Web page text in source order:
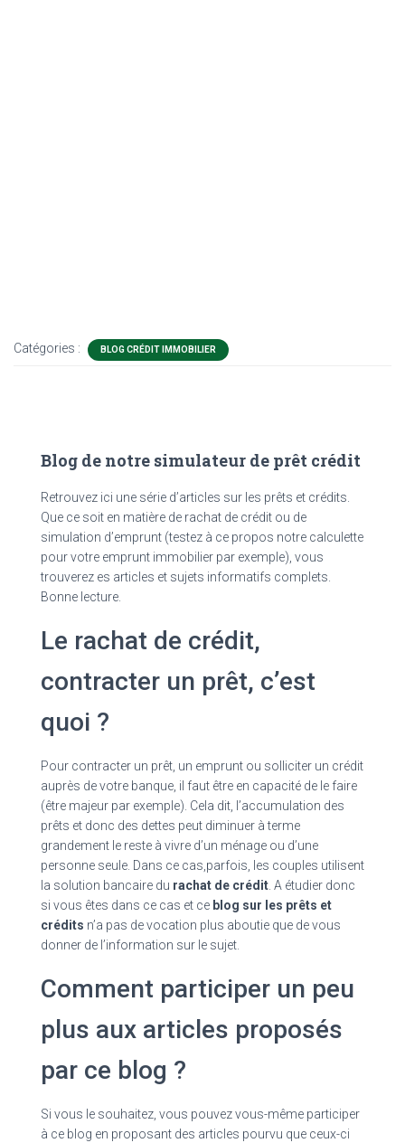
Catégories : BLOG CRÉDIT IMMOBILIER
Blog de notre simulateur de prêt crédit
Retrouvez ici une série d’articles sur les prêts et crédits.
Que ce soit en matière de rachat de crédit ou de
simulation d’emprunt (testez à ce propos notre calculette
pour votre emprunt immobilier par exemple), vous
trouverez es articles et sujets informatifs complets.
Bonne lecture.
Le rachat de crédit,
contracter un prêt, c’est
quoi ?
Pour contracter un prêt, un emprunt ou solliciter un crédit
auprès de votre banque, il faut être en capacité de le faire
(être majeur par exemple). Cela dit, l’accumulation des
prêts et donc des dettes peut diminuer à terme
grandement le reste à vivre d’un ménage ou d’une
personne seule. Dans ce cas,parfois, les couples utilisent
la solution bancaire du rachat de crédit . A étudier donc
si vous êtes dans ce cas et ce blog sur les prêts et
crédits n’a pas de vocation plus aboutie que de vous
donner de l’information sur le sujet.
Comment participer un peu
plus aux articles proposés
par ce blog ?
Si vous le souhaitez, vous pouvez vous-même participer
à ce blog en proposant des articles pourvu que ceux-ci